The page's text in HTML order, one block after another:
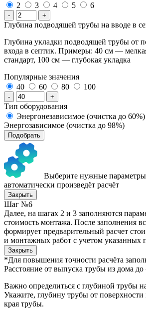
2
3 4 5 6
- +
Глубина подводящей трубы на вводе в
Глубина укладки подводящей трубы от
входа в септик. Примеры: 40 см —
стандарт, 100 см — глубокая укладка
Популярные значения
40
60 80 100
- +
Тип оборудования
Энергонезависимое (очистка до 60%)
Энергозависимое (очистка до 98%)
Подобрать
Выберите нужные параметры
автоматически произведёт расчёт
Закрыть
Шаг №6
Далее, на шагах 2 и 3 заполняются
стоимость монтажа. После заполнения
формирует предварительный расчет
и монтажных работ с учетом указанных
Закрыть
*Для повышения точности расчёта
Расстояние от выпуска трубы из дома до
Важно определиться с глубиной трубы
Укажите, глубину трубы от
края трубы.